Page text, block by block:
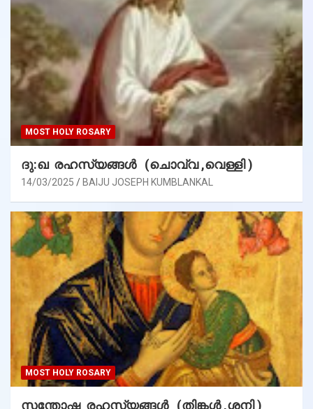
MOST HOLY ROSARY
ദു:ഖ രഹസ്യങ്ങൾ (ചൊവ്വ ,വെള്ളി )
14/03/2025 BAIJU JOSEPH KUMBLANKAL
MOST HOLY ROSARY
സന്തോഷ രഹസ്യങ്ങൾ (തിങ്കൾ ,ശനി )